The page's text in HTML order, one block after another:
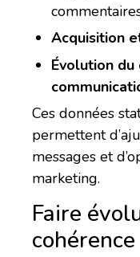
Acquisition
Évolution
Ces données
permettent
messages et
marketing.
Faire
cohérence